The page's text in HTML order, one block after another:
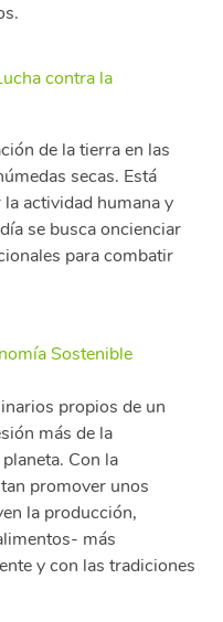
contra la
de la tierra en las
secas. Está
actividad humana y
se busca oncienciar
para combatir
Sostenible
propios de un
más de la
Con la
promover unos
la producción,
más
y con las tradiciones